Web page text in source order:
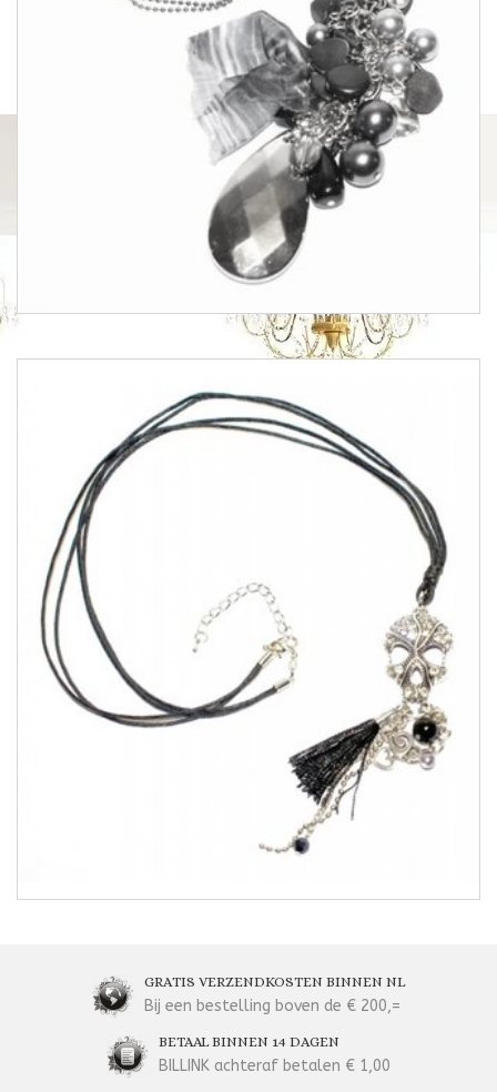
GRATIS VERZENDKOSTEN BINNEN NL
Bij een bestelling boven de € 200,=
BETAAL BINNEN 14 DAGEN
BILLINK achteraf betalen € 1,00